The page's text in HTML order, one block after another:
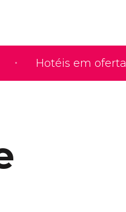
Hotéis em oferta